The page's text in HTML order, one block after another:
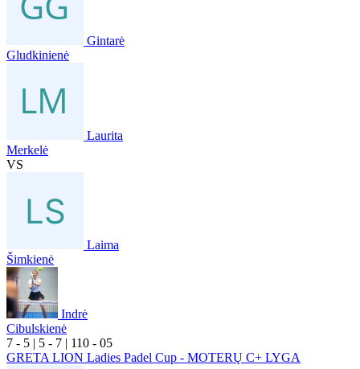
Gintarė
Gludkinienė
Laurita
Merkelė
VS
Laima
Šimkienė
Indrė
Cibulskienė
7 - 5 | 5 - 7 | 110 - 05
GRETA LION Ladies Padel Cup - MOTERŲ C+ LYGA